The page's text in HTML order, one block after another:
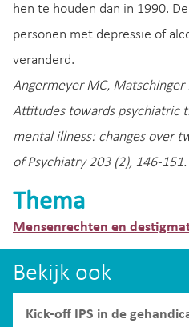
hen te houden dan in 1990.
personen met depressie of
veranderd.
Angermeyer MC, Matschinger
Attitudes towards psychiatric
mental illness: changes over
of Psychiatry 203 (2), 146-151.
Thema
Mensenrechten en
Bekijk ook
Kick-off IPS in de